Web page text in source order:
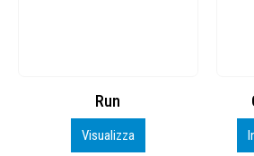
Cuffia Poliestere
Inizia a Personalizzare